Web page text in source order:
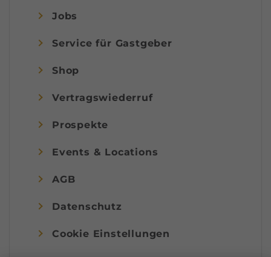
Jobs
Service für Gastgeber
Shop
Vertragswiederruf
Prospekte
Events & Locations
AGB
Datenschutz
Cookie Einstellungen